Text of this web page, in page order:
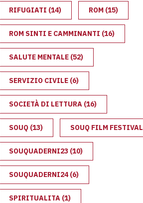
RIFUGIATI (14) ROM (15)
ROM SINTI E CAMMINANTI (16)
SALUTE MENTALE (52)
SERVIZIO CIVILE (6)
SOCIETÀ DI LETTURA (16)
SOUQ (13) SOUQ FILM FESTIVAL
SOUQUADERNI23 (10)
SOUQUADERNI24 (6)
SPIRITUALITA (1)